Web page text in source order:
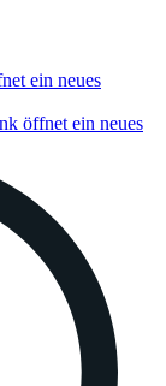
ein neues
öffnet ein neues